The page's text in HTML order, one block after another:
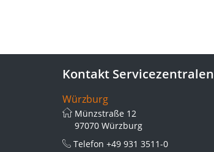
Kontakt Servicezentralen
Würzburg
Münzstraße 12
97070 Würzburg
Telefon +49 931 3511-0